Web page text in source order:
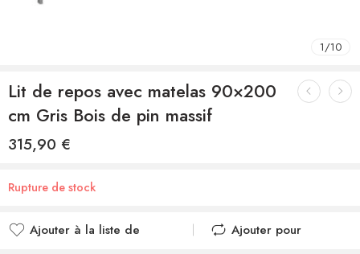
1/10
Lit de repos avec matelas 90×200
cm Gris Bois de pin massif
315,90 €
Rupture de stock
Ajouter à la liste de
Ajouter pour